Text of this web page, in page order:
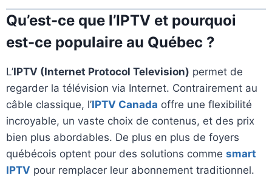
Qu’est-ce que l’IPTV et pourquoi
est-ce populaire au Québec ?
L’IPTV (Internet Protocol Television) permet de
regarder la télévision via Internet. Contrairement au
câble classique, l’IPTV Canada offre une flexibilité
incroyable, un vaste choix de contenus, et des prix
bien plus abordables. De plus en plus de foyers
québécois optent pour des solutions comme smart
IPTV pour remplacer leur abonnement traditionnel.